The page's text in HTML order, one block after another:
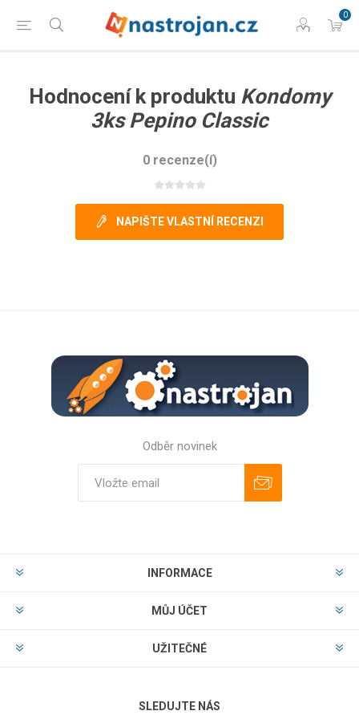
0
Hodnocení k produktu Kondomy
3ks Pepino Classic
0 recenze(í)
NAPIŠTE VLASTNÍ RECENZI
Odběr novinek
INFORMACE
MŮJ ÚČET
UŽITEČNÉ
SLEDUJTE NÁS